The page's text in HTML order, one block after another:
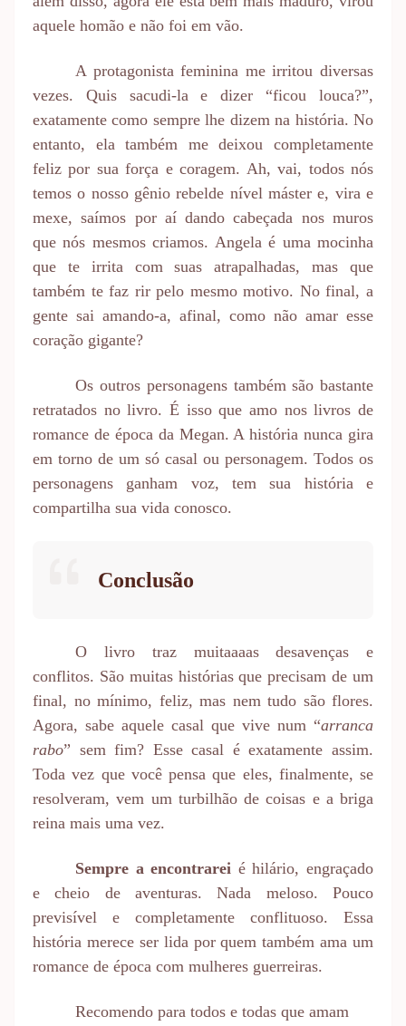
aquele homão e não foi em vão.
A protagonista feminina me irritou diversas
vezes. Quis sacudi-la e dizer “ficou louca?”,
exatamente como sempre lhe dizem na história. No
entanto, ela também me deixou completamente
feliz por sua força e coragem. Ah, vai, todos nós
temos o nosso gênio rebelde nível máster e, vira e
mexe, saímos por aí dando cabeçada nos muros
que nós mesmos criamos. Angela é uma mocinha
que te irrita com suas atrapalhadas, mas que
também te faz rir pelo mesmo motivo. No final, a
gente sai amando-a, afinal, como não amar esse
coração gigante?
Os outros personagens também são bastante
retratados no livro. É isso que amo nos livros de
romance de época da Megan. A história nunca gira
em torno de um só casal ou personagem. Todos os
personagens ganham voz, tem sua história e
compartilha sua vida conosco.
Conclusão
O livro traz muitaaaas desavenças e
conflitos. São muitas histórias que precisam de um
final, no mínimo, feliz, mas nem tudo são flores.
Agora, sabe aquele casal que vive num “arranca
rabo” sem fim? Esse casal é exatamente assim.
Toda vez que você pensa que eles, finalmente, se
resolveram, vem um turbilhão de coisas e a briga
reina mais uma vez.
Sempre a encontrarei é hilário, engraçado
e cheio de aventuras. Nada meloso. Pouco
previsível e completamente conflituoso. Essa
história merece ser lida por quem também ama um
romance de época com mulheres guerreiras.
Recomendo para todos e todas que amam